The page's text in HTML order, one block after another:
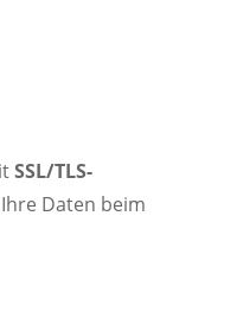
SSL/TLS-
Daten beim